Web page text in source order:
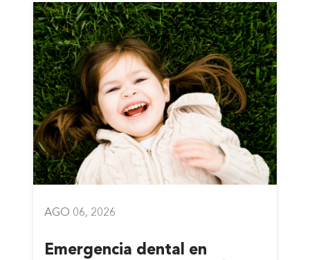
AGO 06, 2026
Emergencia dental en